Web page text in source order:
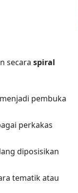
secara spiral
pembuka
perkakas
diposisikan
tematik atau